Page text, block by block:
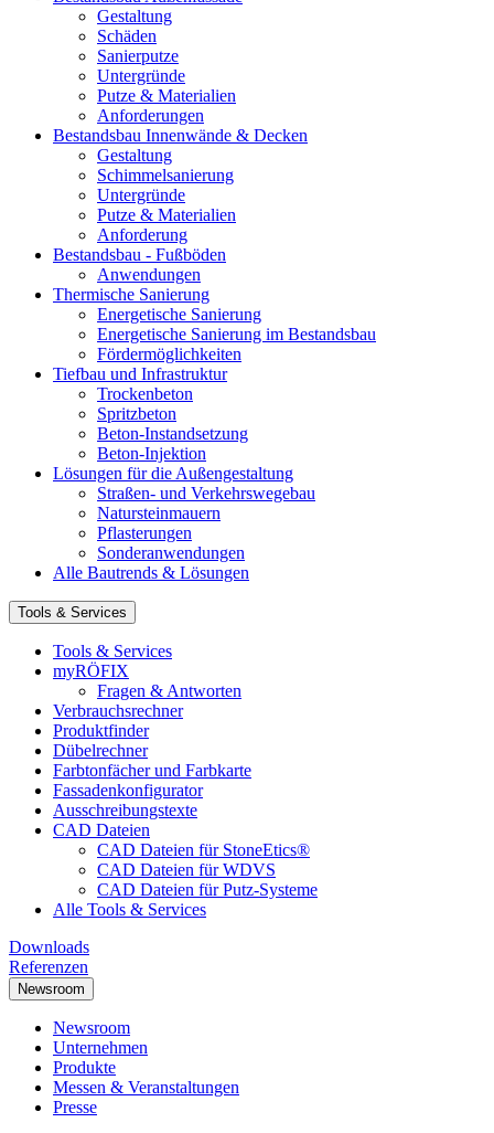
Gestaltung
Schäden
Sanierputze
Untergründe
Putze & Materialien
Anforderungen
Bestandsbau Innenwände & Decken
Gestaltung
Schimmelsanierung
Untergründe
Putze & Materialien
Anforderung
Bestandsbau - Fußböden
Anwendungen
Thermische Sanierung
Energetische Sanierung
Energetische Sanierung im Bestandsbau
Fördermöglichkeiten
Tiefbau und Infrastruktur
Trockenbeton
Spritzbeton
Beton-Instandsetzung
Beton-Injektion
Lösungen für die Außengestaltung
Straßen- und Verkehrswegebau
Natursteinmauern
Pflasterungen
Sonderanwendungen
Alle Bautrends & Lösungen
Tools & Services
Tools & Services
myRÖFIX
Fragen & Antworten
Verbrauchsrechner
Produktfinder
Dübelrechner
Farbtonfächer und Farbkarte
Fassadenkonfigurator
Ausschreibungstexte
CAD Dateien
CAD Dateien für StoneEtics®
CAD Dateien für WDVS
CAD Dateien für Putz-Systeme
Alle Tools & Services
Downloads
Referenzen
Newsroom
Newsroom
Unternehmen
Produkte
Messen & Veranstaltungen
Presse